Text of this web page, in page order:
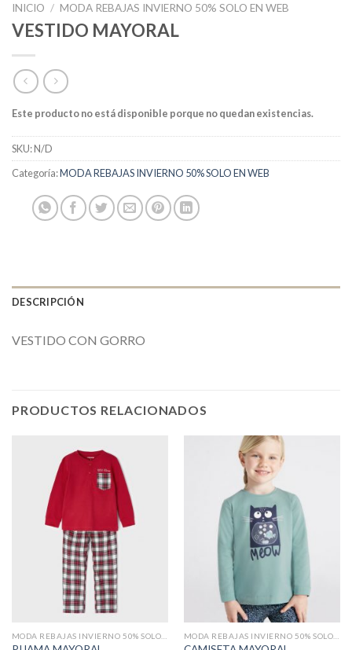
INICIO / MODA REBAJAS INVIERNO 50% SOLO EN WEB
VESTIDO MAYORAL
Este producto no está disponible porque no quedan existencias.
SKU:N/D
Categoría:MODA REBAJAS INVIERNO 50% SOLO EN WEB
DESCRIPCIÓN
VESTIDO CON GORRO
PRODUCTOS RELACIONADOS